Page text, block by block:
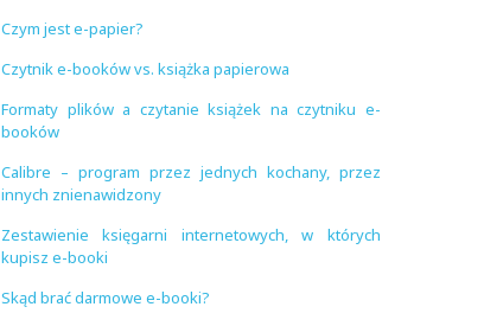
Czym jest e-papier?
Czytnik e-booków vs. książka papierowa
Formaty plików a czytanie książek na czytniku e-
booków
Calibre – program przez jednych kochany, przez
innych znienawidzony
Zestawienie księgarni internetowych, w których
kupisz e-booki
Skąd brać darmowe e-booki?